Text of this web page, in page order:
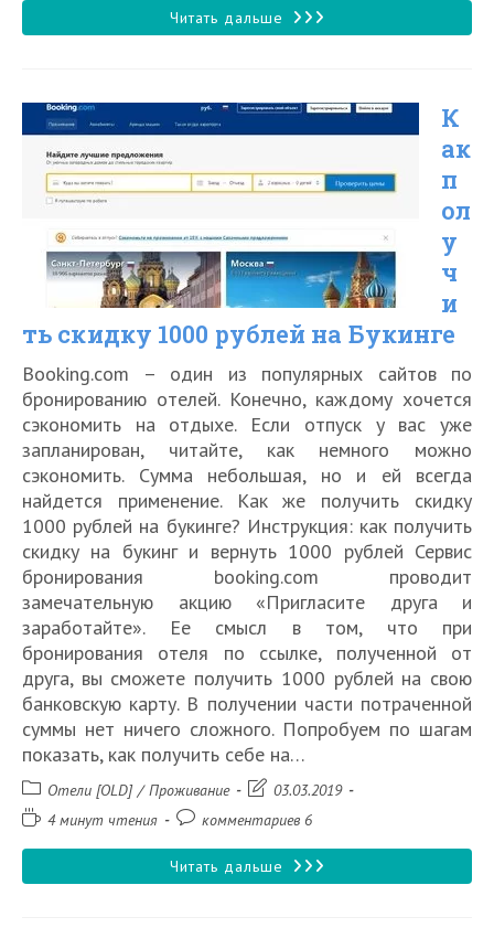
записи:
Читать дальше Топ
отелей
Листвянке
Байкале
К
ак
п
ол
у
ч
и
ть скидку 1000 рублей на Букинге
Booking.com – один из популярных сайтов по
бронированию отелей. Конечно, каждому хочется
сэкономить на отдыхе. Если отпуск у вас уже
запланирован, читайте, как немного можно
сэкономить. Сумма небольшая, но и ей всегда
найдется применение. Как же получить скидку
1000 рублей на букинге? Инструкция: как получить
скидку на букинг и вернуть 1000 рублей Сервис
бронирования booking.com проводит
замечательную акцию «Пригласите друга и
заработайте». Ее смысл в том, что при
бронирования отеля по ссылке, полученной от
друга, вы сможете получить 1000 рублей на свою
банковскую карту. В получении части потраченной
суммы нет ничего сложного. Попробуем по шагам
показать, как получить себе на…
Рубрика
записи:
Отели [OLD] / Проживание
Запись
изменена:
03.03.2019
Время4 минут чтения
Комментарии
записи:
комментариев 6
Читать дальше Как